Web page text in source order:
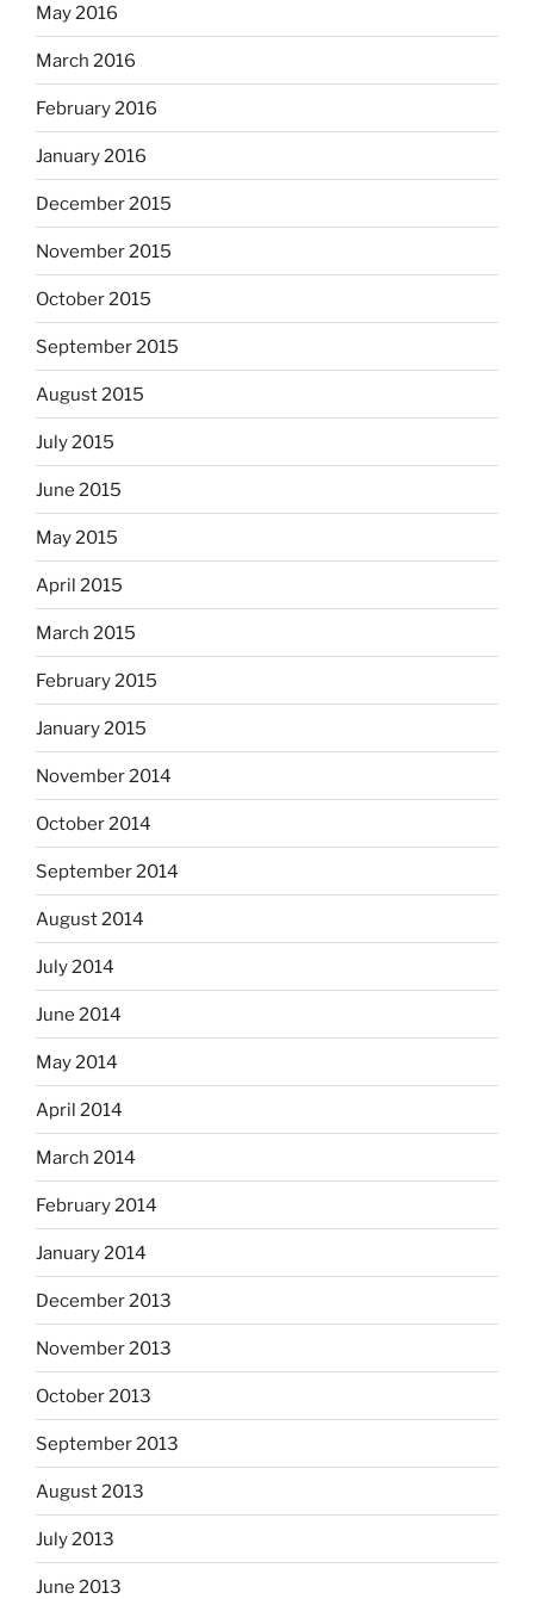
May 2016
March 2016
February 2016
January 2016
December 2015
November 2015
October 2015
September 2015
August 2015
July 2015
June 2015
May 2015
April 2015
March 2015
February 2015
January 2015
November 2014
October 2014
September 2014
August 2014
July 2014
June 2014
May 2014
April 2014
March 2014
February 2014
January 2014
December 2013
November 2013
October 2013
September 2013
August 2013
July 2013
June 2013